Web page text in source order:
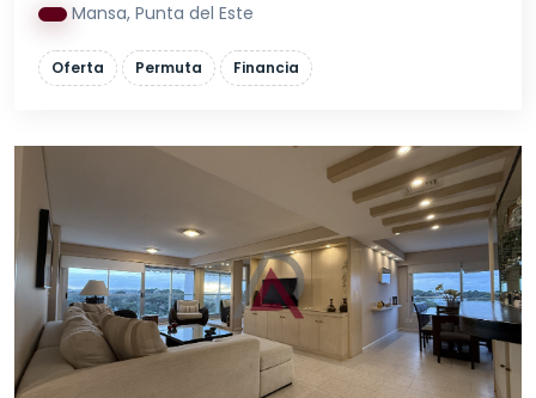
Mansa, Punta del Este
Oferta Permuta Financia